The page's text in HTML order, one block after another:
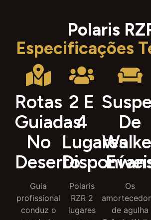
Polaris
Especificações
Rotas
Guiadas
No
Deserto
Guia
profissional
conduz o
2 E
4
Lugares
Polaris
RZR 2
lugares
De
Os
de agulha